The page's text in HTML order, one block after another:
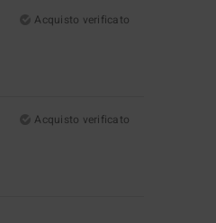
Acquisto verificato
Acquisto verificato